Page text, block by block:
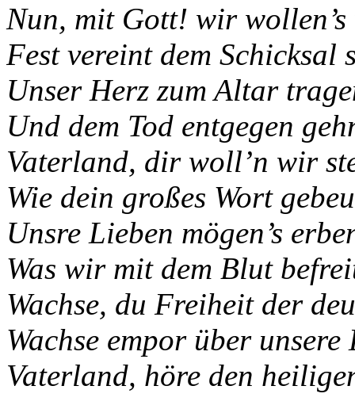
Nun, mit Gott! wir wollen’s
Fest vereint dem Schicksal
Unser Herz zum Altar
Und dem Tod entgegen
Vaterland, dir woll’n wir
Wie dein großes Wort
Unsre Lieben mögen’s
Was wir mit dem Blut
Wachse, du Freiheit der
Wachse empor über unsere
Vaterland, höre den